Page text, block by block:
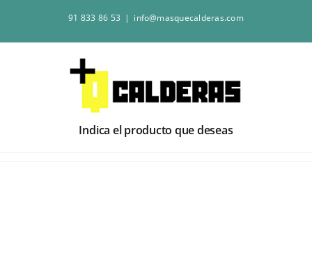
contenido
91 833 86 53 | info@masquecalderas.com
Indica el producto que deseas